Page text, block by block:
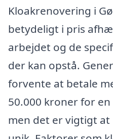
Kloakrenovering i
betydeligt i pris
arbejdet og de
der kan opstå.
forvente at betale
50.000 kroner for
men det er vigtigt at